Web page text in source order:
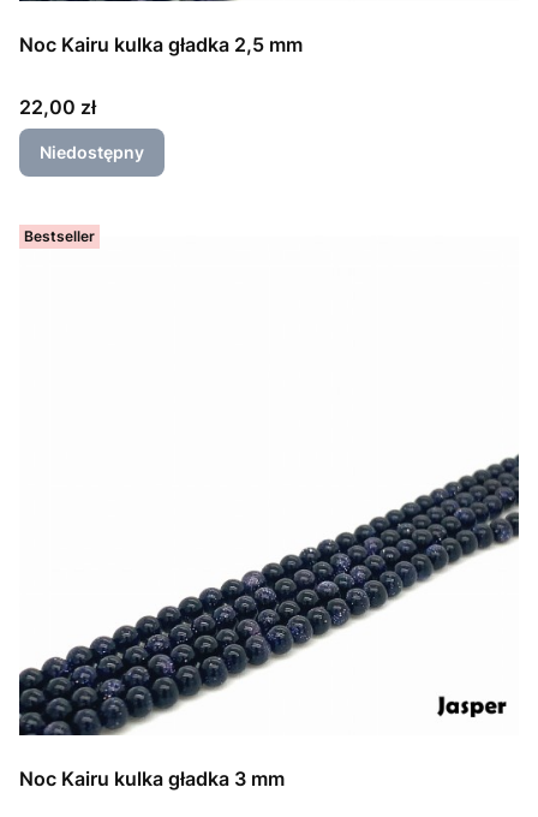
Noc Kairu kulka gładka 2,5 mm
Cena
22,00 zł
Niedostępny
Bestseller
Noc Kairu kulka gładka 3 mm